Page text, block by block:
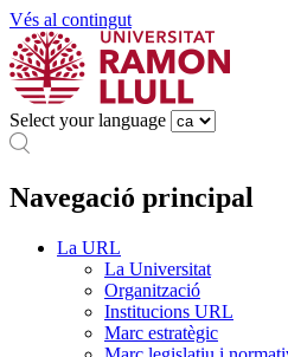
Vés al contingut
Select your language
Navegació principal
La URL
La Universitat
Organització
Institucions URL
Marc estratègic